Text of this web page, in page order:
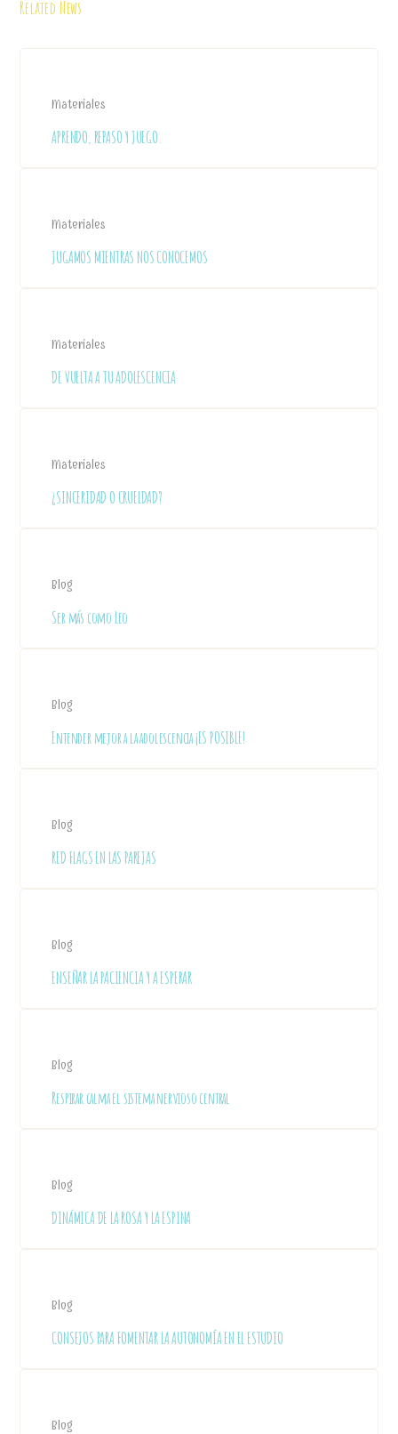
Related News
Materiales
APRENDO, REPASO Y JUEGO.
Materiales
JUGAMOS MIENTRAS NOS CONOCEMOS
Materiales
DE VUELTA A TU ADOLESCENCIA
Materiales
¿SINCERIDAD O CRUELDAD?
Blog
Ser más como Leo
Blog
Entender mejor a la adolescencia ¡ES POSIBLE!
Blog
RED FLAGS EN LAS PAREJAS
Blog
ENSEÑAR LA PACIENCIA Y A ESPERAR
Blog
Respirar calma el sistema nervioso central
Blog
DINÁMICA DE LA ROSA Y LA ESPINA
Blog
CONSEJOS PARA FOMENTAR LA AUTONOMÍA EN EL ESTUDIO
Blog